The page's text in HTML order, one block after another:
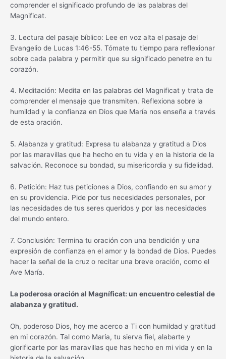
comprender el significado profundo de las palabras del
Magnificat.
3. Lectura del pasaje bíblico: Lee en voz alta el pasaje del
Evangelio de Lucas 1:46-55. Tómate tu tiempo para reflexionar
sobre cada palabra y permitir que su significado penetre en tu
corazón.
4. Meditación: Medita en las palabras del Magnificat y trata de
comprender el mensaje que transmiten. Reflexiona sobre la
humildad y la confianza en Dios que María nos enseña a través
de esta oración.
5. Alabanza y gratitud: Expresa tu alabanza y gratitud a Dios
por las maravillas que ha hecho en tu vida y en la historia de la
salvación. Reconoce su bondad, su misericordia y su fidelidad.
6. Petición: Haz tus peticiones a Dios, confiando en su amor y
en su providencia. Pide por tus necesidades personales, por
las necesidades de tus seres queridos y por las necesidades
del mundo entero.
7. Conclusión: Termina tu oración con una bendición y una
expresión de confianza en el amor y la bondad de Dios. Puedes
hacer la señal de la cruz o recitar una breve oración, como el
Ave María.
La poderosa oración al Magníficat: un encuentro celestial de
alabanza y gratitud.
Oh, poderoso Dios, hoy me acerco a Ti con humildad y gratitud
en mi corazón. Tal como María, tu sierva fiel, alabarte y
glorificarte por las maravillas que has hecho en mi vida y en la